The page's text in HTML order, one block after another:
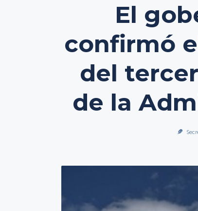
El
confirmó
del
de la